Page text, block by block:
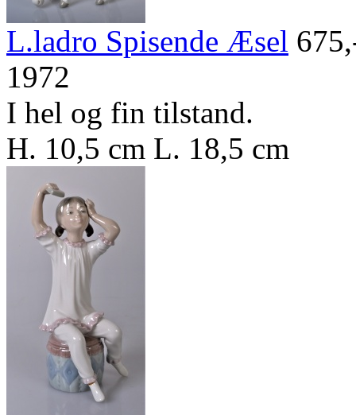
L.ladro Spisende Æsel
1972
I hel og fin tilstand.
H. 10,5 cm L. 18,5 cm